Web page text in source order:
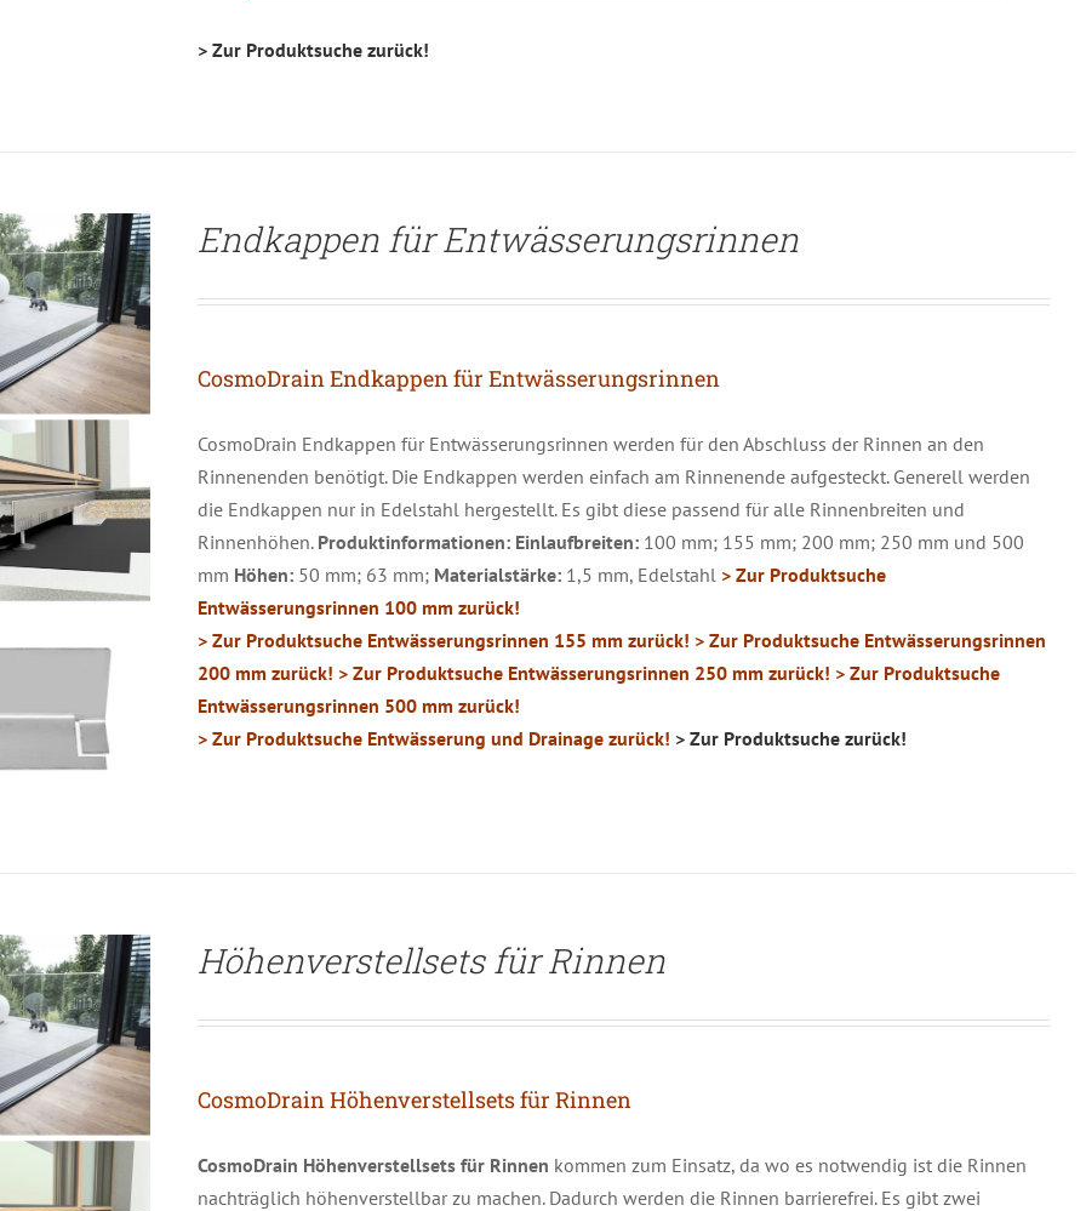
> Zur Produktsuche zurück!
Endkappen für Entwässerungsrinnen
CosmoDrain Endkappen für Entwässerungsrinnen
CosmoDrain Endkappen für Entwässerungsrinnen werden für den Abschluss der Rinnen an den
Rinnenenden benötigt. Die Endkappen werden einfach am Rinnenende aufgesteckt. Generell werden
die Endkappen nur in Edelstahl hergestellt. Es gibt diese passend für alle Rinnenbreiten und
Rinnenhöhen. Produktinformationen: Einlaufbreiten:100 mm; 155 mm; 200 mm; 250 mm und 500
mm Höhen: 50 mm; 63 mm; Materialstärke:1,5 mm, Edelstahl > Zur Produktsuche
Entwässerungsrinnen 100 mm zurück!
> Zur Produktsuche Entwässerungsrinnen 155 mm zurück! > Zur Produktsuche Entwässerungsrinnen
200 mm zurück! > Zur Produktsuche Entwässerungsrinnen 250 mm zurück! > Zur Produktsuche
Entwässerungsrinnen 500 mm zurück!
> Zur Produktsuche Entwässerung und Drainage zurück! > Zur Produktsuche zurück!
Höhenverstellsets für Rinnen
CosmoDrain Höhenverstellsets für Rinnen
CosmoDrain Höhenverstellsets für Rinnen kommen zum Einsatz, da wo es notwendig ist die Rinnen
nachträglich höhenverstellbar zu machen. Dadurch werden die Rinnen barrierefrei. Es gibt zwei